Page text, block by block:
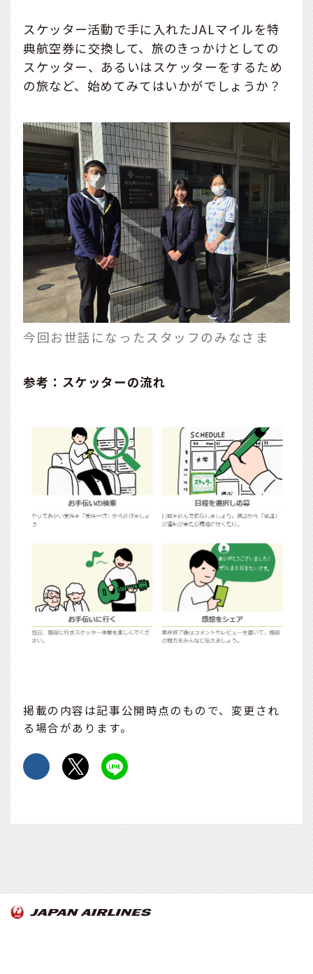
スケッター活動で手に入れたJALマイルを特
典航空券に交換して、旅のきっかけとしての
スケッター、あるいはスケッターをするため
の旅など、始めてみてはいかがでしょうか？
今回お世話になったスタッフのみなさま
参考：スケッターの流れ
掲載の内容は記事公開時点のもので、変更され
る場合があります。